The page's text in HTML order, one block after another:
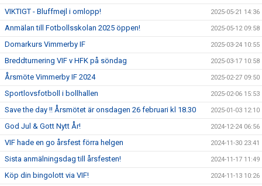
VIKTIGT - Bluffmejl i omlopp! 2025-05-21 14:36
Anmälan till Fotbollsskolan 2025 öppen! 2025-05-12 09:58
Domarkurs Vimmerby IF 2025-03-24 10:55
Breddturnering VIF v HFK på söndag 2025-03-17 10:58
Årsmöte Vimmerby IF 2024 2025-02-27 09:50
Sportlovsfotboll i bollhallen 2025-02-06 15:53
Save the day !! Årsmötet är onsdagen 26 februari kl 18.30 2025-01-03 12:10
God Jul & Gott Nytt År! 2024-12-24 06:56
VIF hade en go årsfest förra helgen 2024-11-30 23:41
Sista anmälningsdag till årsfesten! 2024-11-17 11:49
Köp din bingolott via VIF! 2024-11-13 10:26